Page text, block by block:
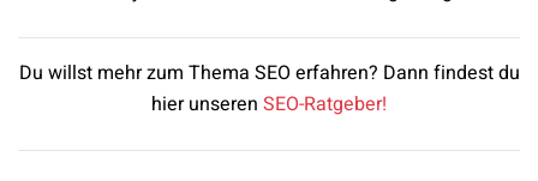
Du willst mehr zum Thema SEO erfahren? Dann findest du
hier unseren SEO-Ratgeber!